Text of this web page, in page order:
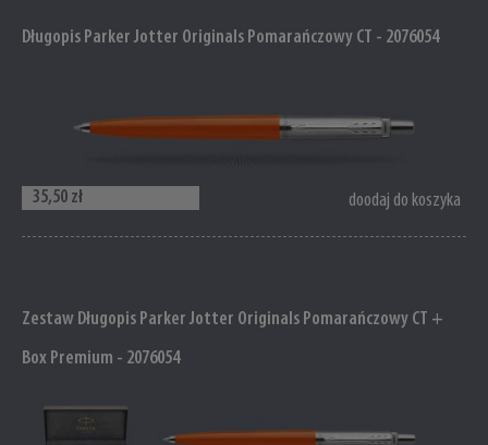
Długopis Parker Jotter Originals Pomarańczowy CT - 2076054
35,50 zł doodaj do koszyka
Zestaw Długopis Parker Jotter Originals Pomarańczowy CT +
Box Premium - 2076054